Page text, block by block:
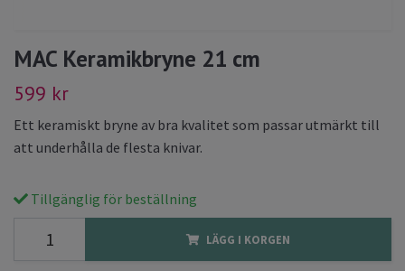
MAC Keramikbryne 21 cm
599 kr
Ett keramiskt bryne av bra kvalitet som passar utmärkt till
att underhålla de flesta knivar.
Tillgänglig för beställning
LÄGG I KORGEN